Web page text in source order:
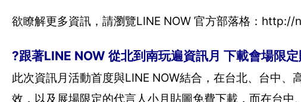
欲瞭解更多資訊，請瀏覽LINE NOW 官方部落格：
?跟著LINE NOW 從北到南玩遍資訊月 下載會場限定
此次資訊月活動首度與LINE NOW結合，在台北、台中
效，以及展場限定的代言人小月貼圖免費下載，而在台